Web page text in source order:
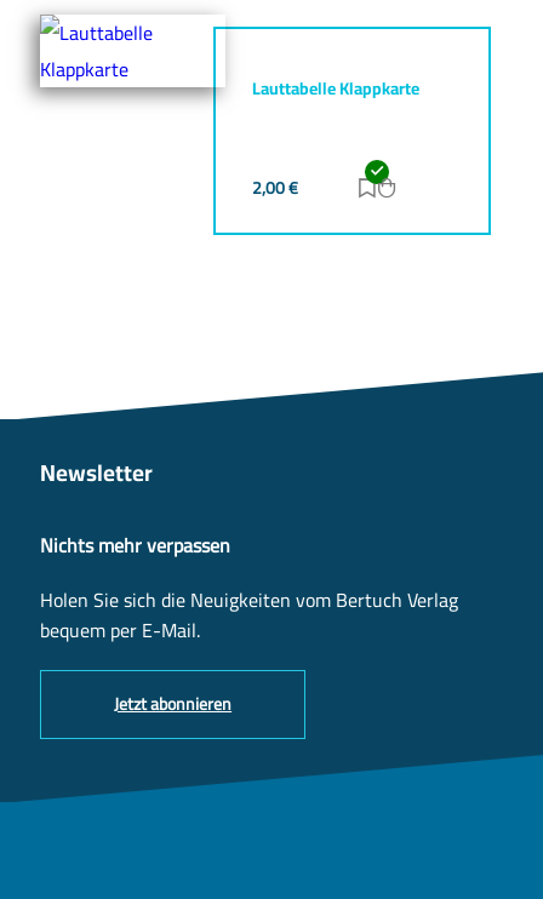
Lauttabelle Klappkarte
2,00€ Zur Merkliste
Newsletter
Nichts mehr verpassen
Holen Sie sich die Neuigkeiten vom Bertuch Verlag
bequem per E-Mail.
Jetzt abonnieren